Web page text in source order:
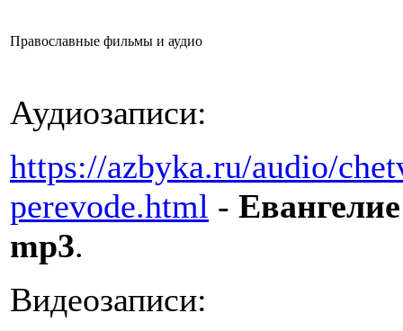
Православные фильмы и аудио
Аудиозаписи:
https://azbyka.ru/audio/
perevode.html -
mp3.
Видеозаписи: